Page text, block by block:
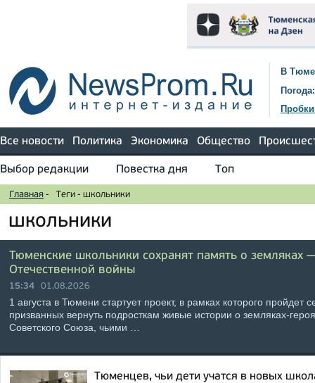
В
Погода:
Все новости Политика Экономика Общество
Выбор редакции Повестка дня Топ
Главная - Теги - школьники
школьники
Тюменские школьники сохранят память о земляках
Отечественной войны
15:34 01.08.2026
1 августа в Тюмени стартует проект, в рамках которого пройдет
призванных вернуть подросткам живые истории о земляках-
Советского Союза, чьими …
Тюменцев, чьи дети учатся в новых